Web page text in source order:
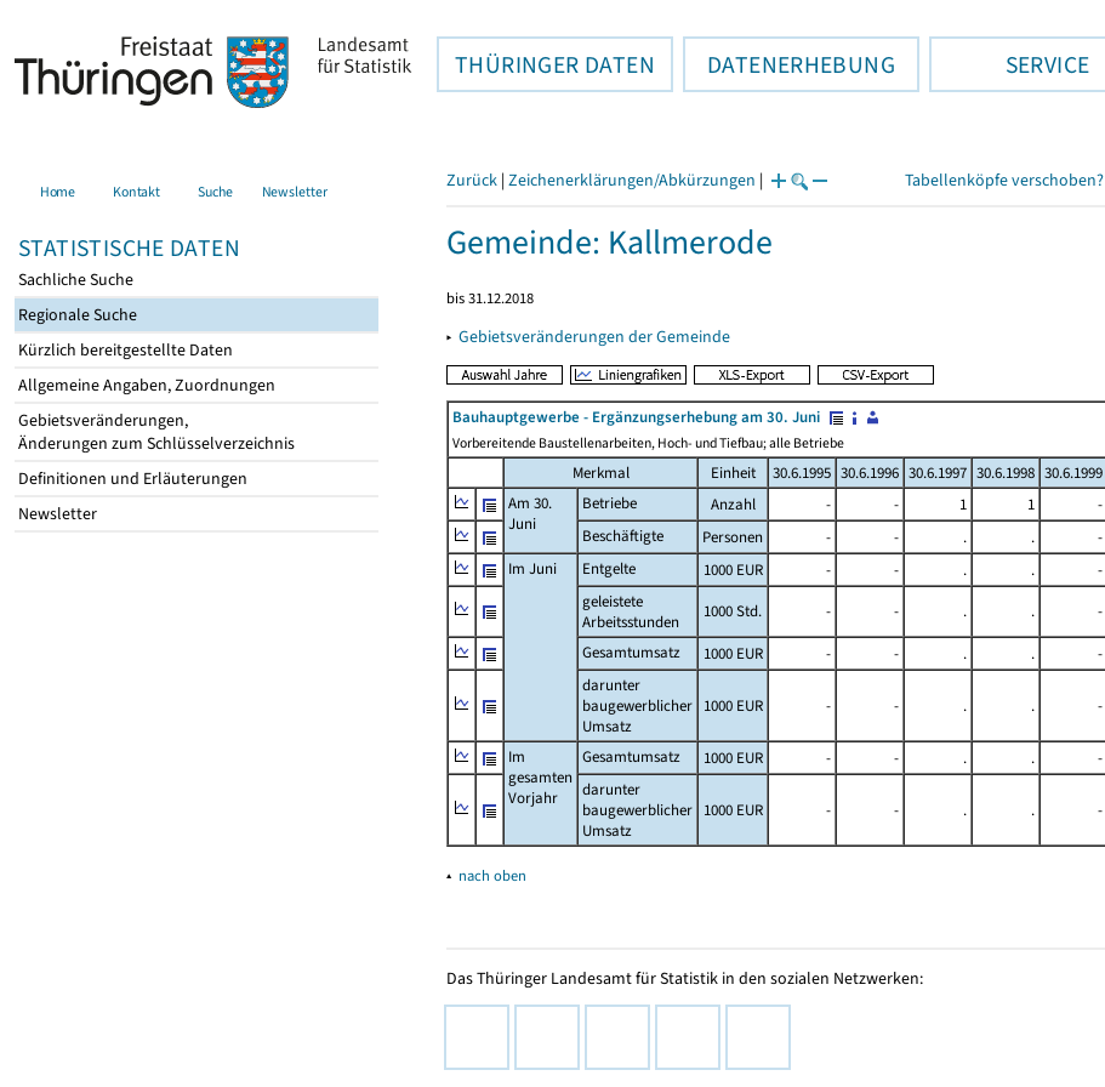
THÜRINGER DATEN DATENERHEBUNG SERVICE
Home Kontakt Suche Newsletter
STATISTISCHE DATEN
Sachliche Suche
Regionale Suche
Kürzlich bereitgestellte Daten
Allgemeine Angaben, Zuordnungen
Gebietsveränderungen,
Änderungen zum Schlüsselverzeichnis
Definitionen und Erläuterungen
Newsletter
Zurück | Zeichenerklärungen/Abkürzungen | Tabellenköpfe verschoben?
Gemeinde: Kallmerode
bis 31.12.2018
▸ Gebietsveränderungen der Gemeinde
Bauhauptgewerbe - Ergänzungserhebung am 30. Juni
Vorbereitende Baustellenarbeiten, Hoch- und Tiefbau; alle Betriebe
Merkmal Einheit 30.6.1995 30.6.1996 30.6.1997 30.6.1998 30.6.1999
Am 30.
Juni
Betriebe Anzahl - - 1 1 -
Beschäftigte
Personen - - . . -
Im Juni
Entgelte 1000 EUR - - . . -
geleistete
Arbeitsstunden
1000 Std. - - . . -
Gesamtumsatz
1000 EUR - - . . -
darunter
baugewerblicher
Umsatz
1000 EUR - - . . -
Im
gesamten
Vorjahr
Gesamtumsatz 1000 EUR - - . . -
darunter
baugewerblicher
Umsatz
1000 EUR - - . . -
▴ nach oben
Das Thüringer Landesamt für Statistik in den sozialen Netzwerken: